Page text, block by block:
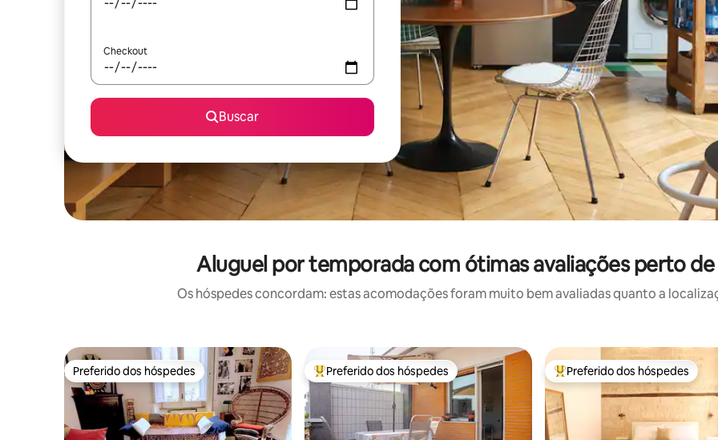
Checkout
Buscar
Aluguel por temporada com ótimas avaliações perto
Os hóspedes concordam: estas acomodações foram muito bem avaliadas quanto a
Preferido dos hóspedes
Preferido dos hóspedes Entre os melhores preferidos dos hóspedes
Preferido dos hóspedes Entre os melhores preferidos
Preferido dos hóspedes